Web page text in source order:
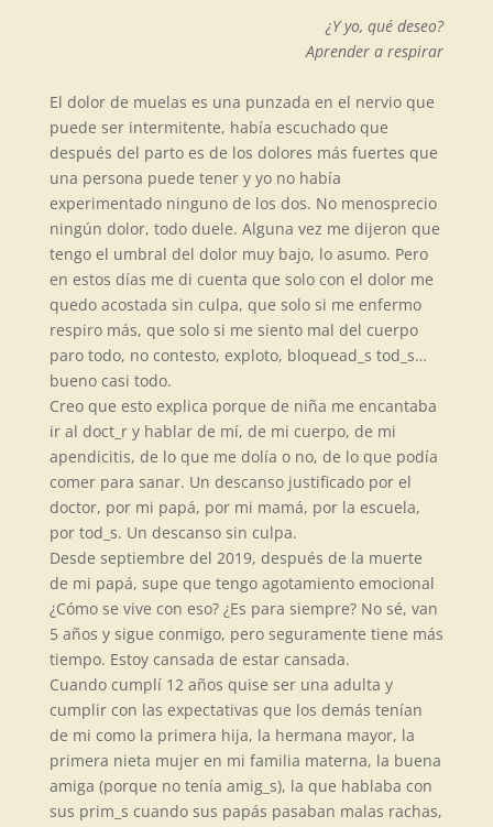
¿Y yo, quédeseo?
Aprender a respirar
El dolor de muelas es una punzada en el nervio que
puede ser intermitente, había escuchado que
después del parto es de los dolores más fuertes que
una persona puede tener y yo no había
experimentado ninguno de los dos. No menosprecio
ningún dolor, todo duele. Alguna vez me dijeron que
tengo el umbral del dolor muy bajo, lo asumo. Pero
en estos días me di cuenta que solo con el dolor me
quedo acostada sin culpa, que solo si me enfermo
respiro más, que solo si me siento mal del cuerpo
paro todo, no contesto, exploto, bloquead_s tod_s…
bueno casi todo.
Creo que esto explica porque de niña me encantaba
ir al doct_r y hablar de mí, de mi cuerpo, de mi
apendicitis, de lo que me dolía o no, de lo que podía
comer para sanar. Un descanso justificado por el
doctor, por mi papá, por mi mamá, por la escuela,
por tod_s. Un descanso sin culpa.
Desde septiembre del 2019, después de la muerte
de mi papá, supe que tengo agotamiento emocional
¿Cómo se vive con eso? ¿Es para siempre? No sé, van
5 años y sigue conmigo, pero seguramente tiene más
tiempo. Estoy cansada de estar cansada.
Cuando cumplí 12 años quise ser una adulta y
cumplir con las expectativas que los demás tenían
de mi como la primera hija, la hermana mayor, la
primera nieta mujer en mi familia materna, la buena
amiga (porque no tenía amig_s), la que hablaba con
sus prim_s cuando sus papás pasaban malas rachas,